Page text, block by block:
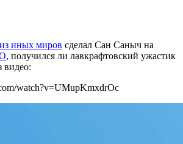
иных миров сделал Сан Саныч на
, получился ли лавкрафтовский ужастик
видео:
watch?v=UMupKmxdrOc